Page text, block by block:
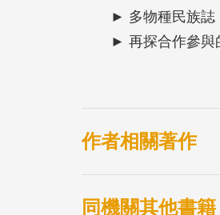
► 多物種民族誌：
► 再探合作參與
作者相關著作
同機關其他書籍